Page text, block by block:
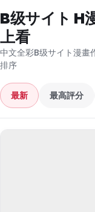
B级サイト H
上看
中文全彩B级サイト漫畫
排序
最新 最高評分